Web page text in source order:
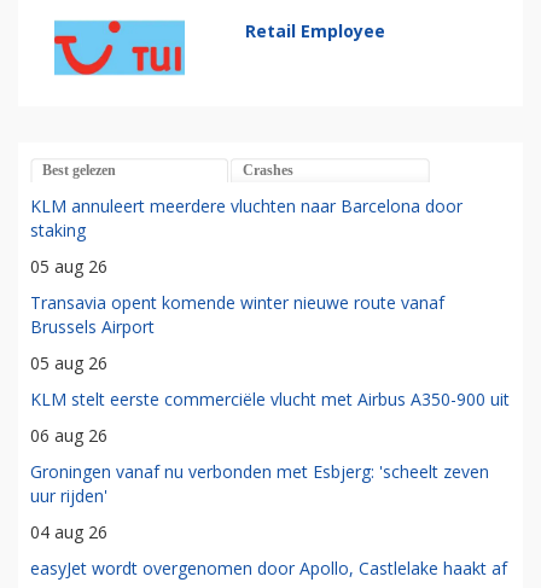
Retail Employee
Best gelezen Crashes
KLM annuleert meerdere vluchten naar Barcelona door
staking
05 aug 26
Transavia opent komende winter nieuwe route vanaf
Brussels Airport
05 aug 26
KLM stelt eerste commerciële vlucht met Airbus A350-900 uit
06 aug 26
Groningen vanaf nu verbonden met Esbjerg: 'scheelt zeven
uur rijden'
04 aug 26
easyJet wordt overgenomen door Apollo, Castlelake haakt af